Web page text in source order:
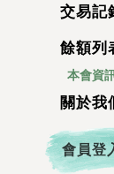
交易記
餘額列
本會資
關於我
會員登